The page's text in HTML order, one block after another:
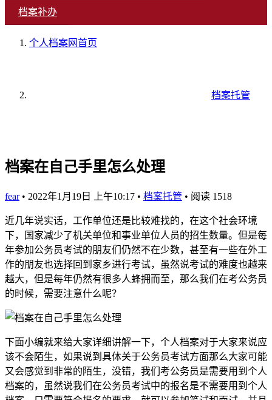
档案补办
个人档案网首页
档案托管
档案在自己手里怎么处理
fear • 2022年1月19日 上午10:17 • 档案托管 • 阅读 1518
近几年说实话，工作单位还是比较难找的，在这个社会环境
下，国家减少了机关单位和事业单位人员的招生数量。但是每
年参加公务员考试的朋友们仍然不在少数，甚至有一些在外工
作的朋友也选择回到家乡进行考试，虽然说考试的难度也越来
越大，但是每年仍然有很多人蜂拥而至，那么我们在考公务员
的时候，需要注意什么呢？
下面小编就来给大家详细讲解一下，个人档案对于大家来说应
该不会陌生，如果说到具体关于公务员考试方面那么大家可能
又会感觉到非常的陌生，没错，我们考公务员是需要用到个人
档案的，虽然说我们在公务员考试中的报名是不需要用到个人